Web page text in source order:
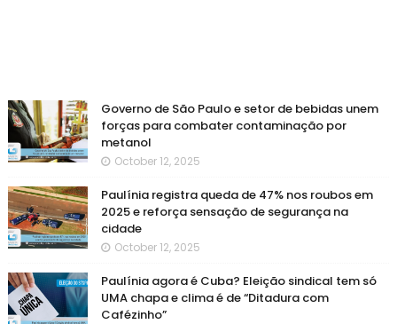
Governo de São Paulo e setor de bebidas unem
forças para combater contaminação por
metanol
October 12, 2025
Paulínia registra queda de 47% nos roubos em
2025 e reforça sensação de segurança na
cidade
October 12, 2025
Paulínia agora é Cuba? Eleição sindical tem só
UMA chapa e clima é de “Ditadura com
Cafézinho”